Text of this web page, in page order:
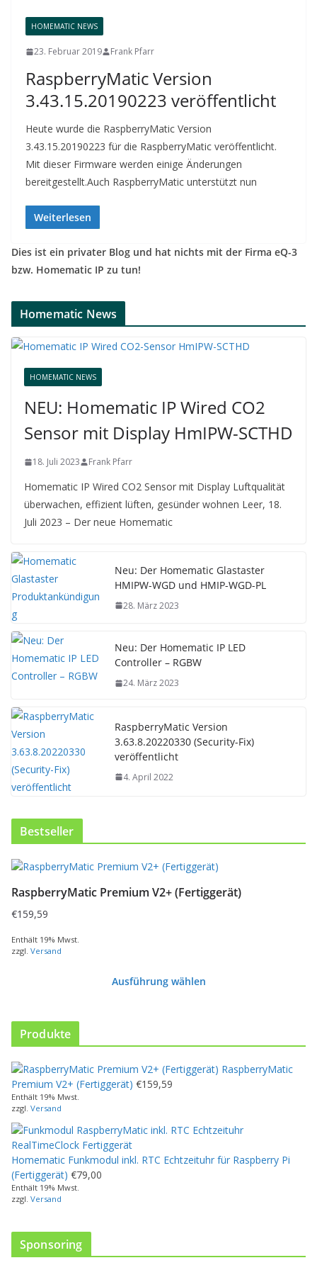
HOMEMATIC NEWS
23. Februar 2019 Frank Pfarr
RaspberryMatic Version
3.43.15.20190223 veröffentlicht
Heute wurde die RaspberryMatic Version
3.43.15.20190223 für die RaspberryMatic veröffentlicht.
Mit dieser Firmware werden einige Änderungen
bereitgestellt.Auch RaspberryMatic unterstützt nun
Weiterlesen
Dies ist ein privater Blog und hat nichts mit der Firma eQ-3
bzw. Homematic IP zu tun!
Homematic News
HOMEMATIC NEWS
NEU: Homematic IP Wired CO2
Sensor mit Display HmIPW-SCTHD
18. Juli 2023 Frank Pfarr
Homematic IP Wired CO2 Sensor mit Display Luftqualität
überwachen, effizient lüften, gesünder wohnen Leer, 18.
Juli 2023 – Der neue Homematic
Neu: Der Homematic Glastaster
HMIPW-WGD und HMIP-WGD-PL
28. März 2023
Neu: Der Homematic IP LED
Controller – RGBW
24. März 2023
RaspberryMatic Version
3.63.8.20220330 (Security-Fix)
veröffentlicht
4. April 2022
Bestseller
RaspberryMatic Premium V2+ (Fertiggerät)
€159,59
Enthält 19% Mwst.
zzgl. Versand
Ausführung wählen
s
e
s
P
r
o
d
u
k
t
w
t
Produkte
RaspberryMatic
Premium V2+ (Fertiggerät) €159,59
Enthält 19% Mwst.
zzgl. Versand
Homematic Funkmodul inkl. RTC Echtzeituhr für Raspberry Pi
(Fertiggerät) €79,00
Enthält 19% Mwst.
zzgl. Versand
Sponsoring